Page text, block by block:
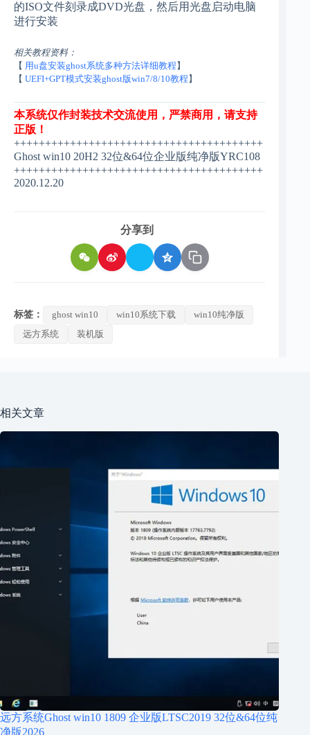
的ISO文件刻录成DVD光盘，然后用光盘启动电脑
进行安装
相关教程资料：
【 用u盘安装ghost系统多种方法详细教程 】
【 UEFI+GPT模式安装ghost版win7/8/10教程 】
本系统仅作封装技术交流使用，严禁商用，请支持
正版！
++++++++++++++++++++++++++++++++++++++++
Ghost win10 20H2 32位&64位企业版纯净版YRC108
++++++++++++++++++++++++++++++++++++++++
2020.12.20
分享到
标签： ghost win10 win10系统下载
win10纯净版
远方系统
装机版
相关文章
远方系统Ghost win10 1809 企业版LTSC2019 32位&64位纯
净版2026